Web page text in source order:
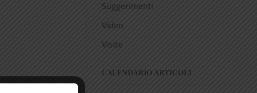
Suggerimenti
Video
Visite
CALENDARIO ARTICOLI